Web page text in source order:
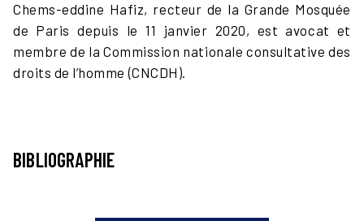
Chems-eddine Hafiz, recteur de la Grande Mosquée
de Paris depuis le 11 janvier 2020, est avocat et
membre de la Commission nationale consultative des
droits de l’homme (CNCDH).
BIBLIOGRAPHIE